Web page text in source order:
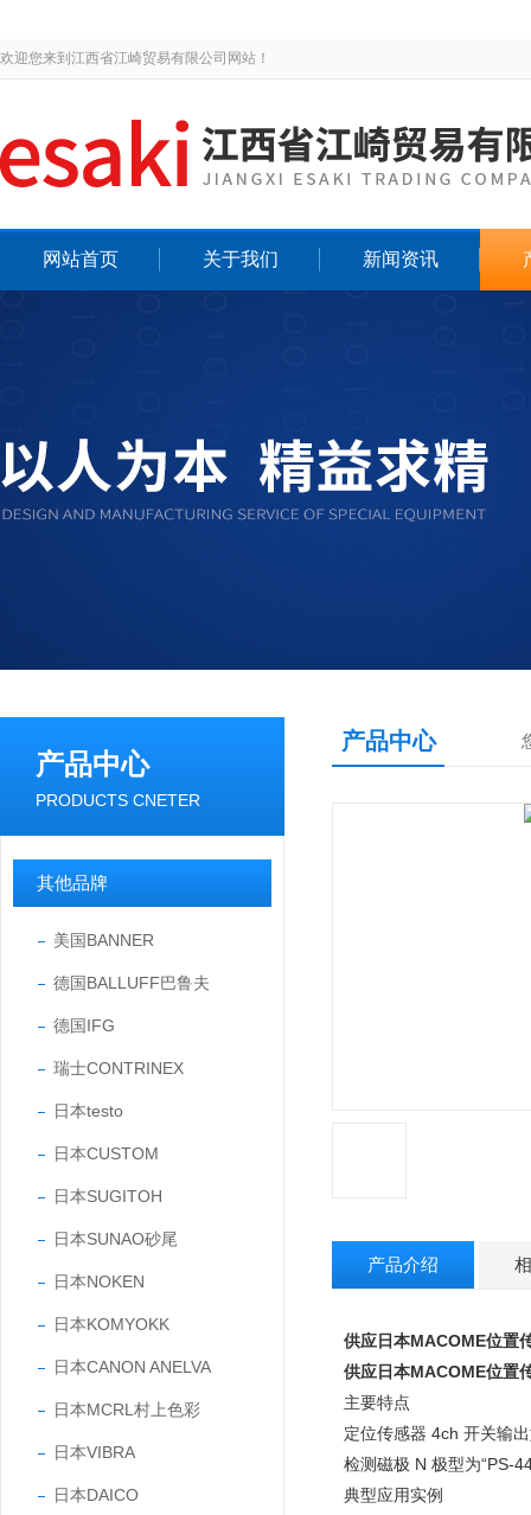
欢迎您来到江西省江崎贸易有限公司网站！
网站首页 关于我们 新闻资讯
产品中心
PRODUCTS CNETER
其他品牌
美国BANNER
德国BALLUFF巴鲁夫
德国IFG
瑞士CONTRINEX
日本testo
日本CUSTOM
日本SUGITOH
日本SUNAO砂尾
日本NOKEN
日本KOMYOKK
日本CANON ANELVA
日本MCRL村上色彩
日本VIBRA
日本DAICO
产品中心
产品介绍
供应日本MACOME位置
供应日本MACOME位置
主要特点
定位传感器 4ch 开关输
检测磁极 N 极型为“PS-
典型应用实例